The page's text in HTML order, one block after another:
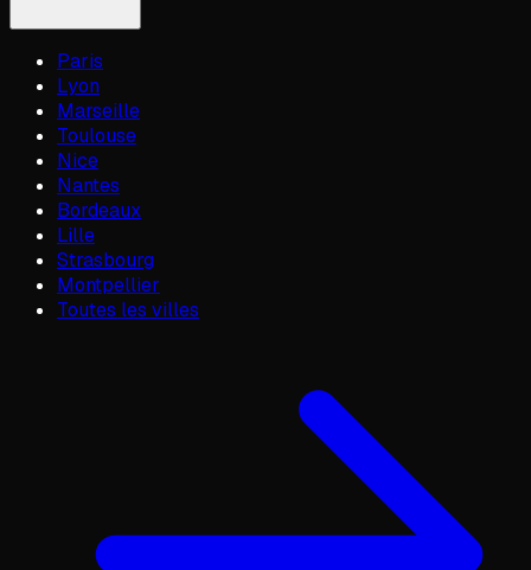
Paris
Lyon
Marseille
Toulouse
Nice
Nantes
Bordeaux
Lille
Strasbourg
Montpellier
Toutes les villes